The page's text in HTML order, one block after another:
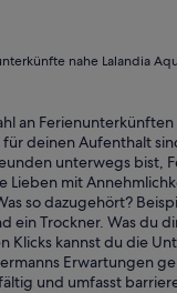
nahe Lalandia
an Ferienunterkünften
deinen Aufenthalt
unterwegs bist,
Lieben mit
so dazugehört?
ein Trockner. Was du
Klicks kannst du die
Erwartungen
und umfasst